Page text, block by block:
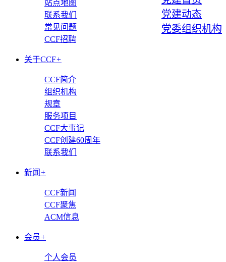
党建动态
党委组织机构
站点地图
联系我们
常见问题
CCF招聘
关于CCF+
CCF简介
组织机构
规章
服务项目
CCF大事记
CCF创建60周年
联系我们
新闻 +
CCF新闻
CCF聚焦
ACM信息
会员+
个人会员